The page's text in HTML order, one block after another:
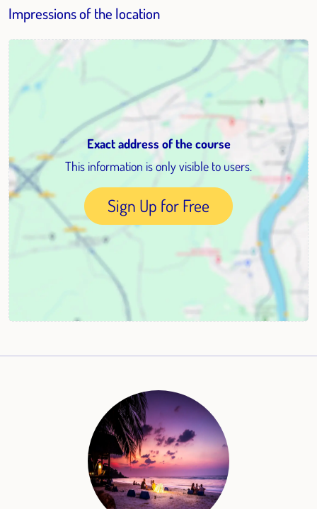
Impressions of the location
Exact address of the course
This information is only visible to users.
Sign Up for Free